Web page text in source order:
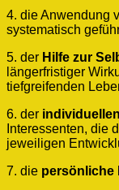
4. die Anwendung
systematisch
5. der Hilfe zur
längerfristiger
tiefgreifenden
6. der individuellen
Interessenten, die
jeweiligen
7. die persönliche